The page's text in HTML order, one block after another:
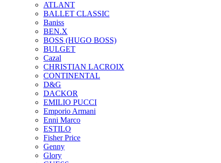
ATLANT
BALLET CLASSIC
Baniss
BEN.X
BOSS (HUGO BOSS)
BULGET
Cazal
CHRISTIAN LACROIX
CONTINENTAL
D&G
DACKOR
EMILIO PUCCI
Emporio Armani
Enni Marco
ESTILO
Fisher Price
Genny
Glory